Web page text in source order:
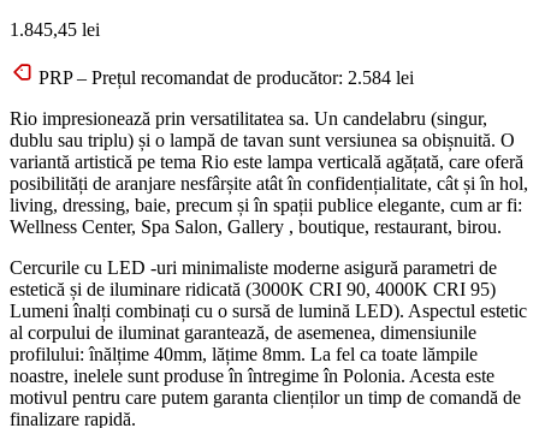
1.845,45 lei
PRP – Prețul recomandat de producător: 2.584 lei
Rio impresionează prin versatilitatea sa. Un candelabru (singur,
dublu sau triplu) și o lampă de tavan sunt versiunea sa obișnuită. O
variantă artistică pe tema Rio este lampa verticală agățată, care oferă
posibilități de aranjare nesfârșite atât în ​​confidențialitate, cât și în hol,
living, dressing, baie, precum și în spații publice elegante, cum ar fi:
Wellness Center, Spa Salon, Gallery , boutique, restaurant, birou.
Cercurile cu LED -uri minimaliste moderne asigură parametri de
estetică și de iluminare ridicată (3000K CRI 90, 4000K CRI 95)
Lumeni înalți combinați cu o sursă de lumină LED). Aspectul estetic
al corpului de iluminat garantează, de asemenea, dimensiunile
profilului: înălțime 40mm, lățime 8mm. La fel ca toate lămpile
noastre, inelele sunt produse în întregime în Polonia. Acesta este
motivul pentru care putem garanta clienților un timp de comandă de
finalizare rapidă.